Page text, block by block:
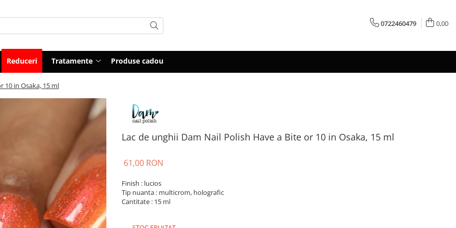
0722460479 0,00
Reduceri Tratamente Produse cadou
10 in Osaka, 15 ml
Lac de unghii Dam Nail Polish Have a Bite or 10 in Osaka, 15 ml
61,00 RON
Finish : lucios
Tip nuanta : multicrom, holografic
Cantitate : 15 ml